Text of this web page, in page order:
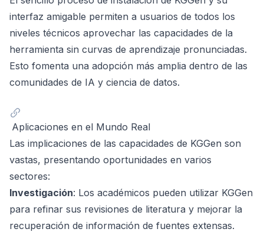
interfaz amigable permiten a usuarios de todos los
niveles técnicos aprovechar las capacidades de la
herramienta sin curvas de aprendizaje pronunciadas.
Esto fomenta una adopción más amplia dentro de las
comunidades de IA y ciencia de datos.
Aplicaciones en el Mundo Real
Las implicaciones de las capacidades de KGGen son
vastas, presentando oportunidades en varios
sectores:
Investigación: Los académicos pueden utilizar KGGen
para refinar sus revisiones de literatura y mejorar la
recuperación de información de fuentes extensas.